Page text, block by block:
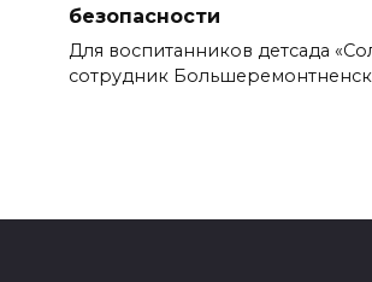
безопасности
Для воспитанников детсада
сотрудник